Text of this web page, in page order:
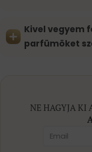
Kivel vegyem
parfümöket
NE HAGYJA KI